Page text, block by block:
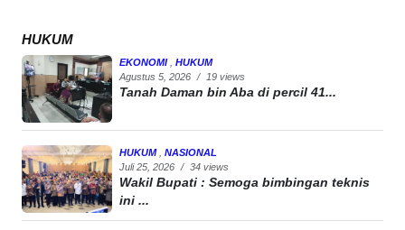
HUKUM
EKONOMI
HUKUM
Agustus 5, 2026 / 19 views
Tanah Daman bin Aba di percil 41...
HUKUM
NASIONAL
Juli 25, 2026 / 34 views
Wakil Bupati : Semoga bimbingan teknis
ini ...